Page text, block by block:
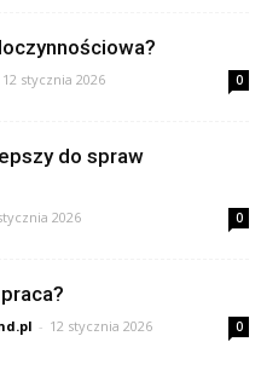
12 stycznia 2026 0
do spraw
2026 0
- 12 stycznia 2026 0